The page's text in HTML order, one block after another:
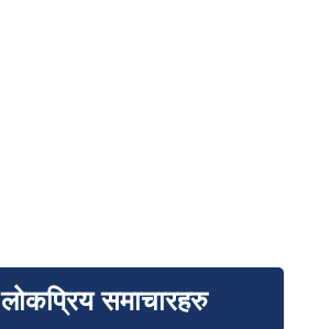
लोकप्रिय समाचारहरु